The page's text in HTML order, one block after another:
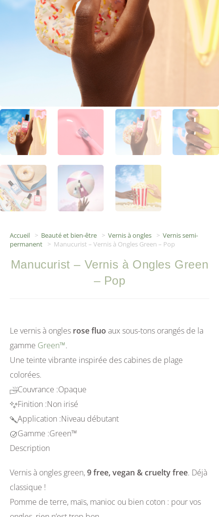
Accueil > Beauté et bien-être > Vernis à ongles > Vernis semi-
permanent
> Manucurist – Vernis à Ongles Green – Pop
Manucurist – Vernis à Ongles Green
– Pop
Le vernis à ongles rose fluo aux sous-tons orangés de la
gamme Green™.
Une teinte vibrante inspirée des cabines de plage
colorées.
Couvrance :Opaque
Finition :Non irisé
Application :Niveau débutant
Gamme :Green™
Description
Vernis à ongles green,9 free, vegan & cruelty free. Déjà
classique !
Pomme de terre, maïs, manioc ou bien coton : pour vos